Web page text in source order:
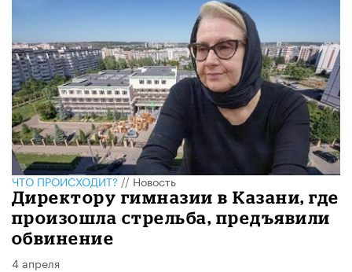
ЧТО ПРОИСХОДИТ?//Новость
Директору гимназии в Казани, где
произошла стрельба, предъявили
обвинение
4 апреля